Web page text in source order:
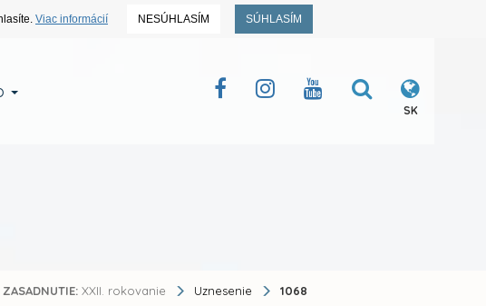
Viac informácií NESÚHLASÍM SÚHLASÍM
SK
ZASADNUTIE: XXII. rokovanie Uznesenie 1068